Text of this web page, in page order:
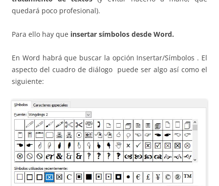
quedará poco profesional).
Para ello hay que insertar símbolos desde Word.
En Word habrá que buscar la opción Insertar/Símbolos . El
aspecto del cuadro de diálogo puede ser algo así como el
siguiente: